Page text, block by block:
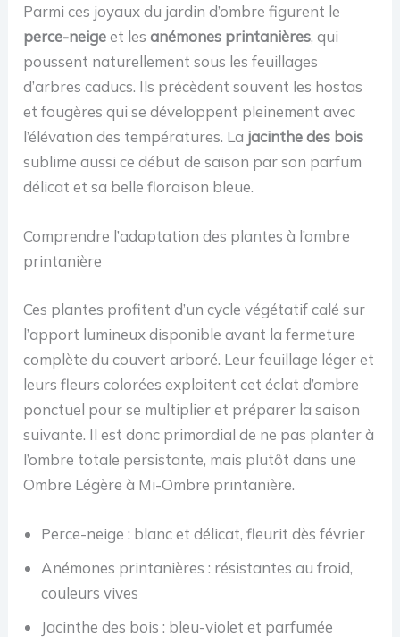
Parmi ces joyaux du jardin d’ombre figurent le
perce-neigeet lesanémones printanières, qui
poussent naturellement sous les feuillages
d’arbres caducs. Ils précèdent souvent les hostas
et fougères qui se développent pleinement avec
l’élévation des températures. La jacinthe des bois
sublime aussi ce début de saison par son parfum
délicat et sa belle floraison bleue.
Comprendre l’adaptation des plantes à l’ombre
printanière
Ces plantes profitent d’un cycle végétatif calé sur
l’apport lumineux disponible avant la fermeture
complète du couvert arboré. Leur feuillage léger et
leurs fleurs colorées exploitent cet éclat d’ombre
ponctuel pour se multiplier et préparer la saison
suivante. Il est donc primordial de ne pas planter à
l’ombre totale persistante, mais plutôt dans une
Ombre Légère à Mi-Ombre printanière.
Perce-neige : blanc et délicat, fleurit dès février
Anémones printanières : résistantes au froid,
couleurs vives
Jacinthe des bois : bleu-violet et parfumée